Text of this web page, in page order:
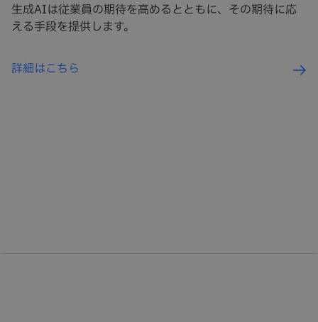
生成AIは従業員の期待を高めるとともに、その期待に応
える手段を提供します。
詳細はこちら